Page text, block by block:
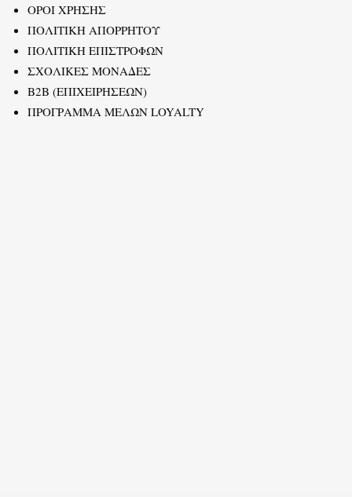
ΟΡΟΙ ΧΡΗΣΗΣ
ΠΟΛΙΤΙΚΗ ΑΠΟΡΡΗΤΟΥ
ΠΟΛΙΤΙΚΗ ΕΠΙΣΤΡΟΦΩΝ
ΣΧΟΛΙΚΕΣ ΜΟΝΑΔΕΣ
B2B (ΕΠΙΧΕΙΡΗΣΕΩΝ)
ΠΡΟΓΡΑΜΜΑ ΜΕΛΩΝ LOYALTY